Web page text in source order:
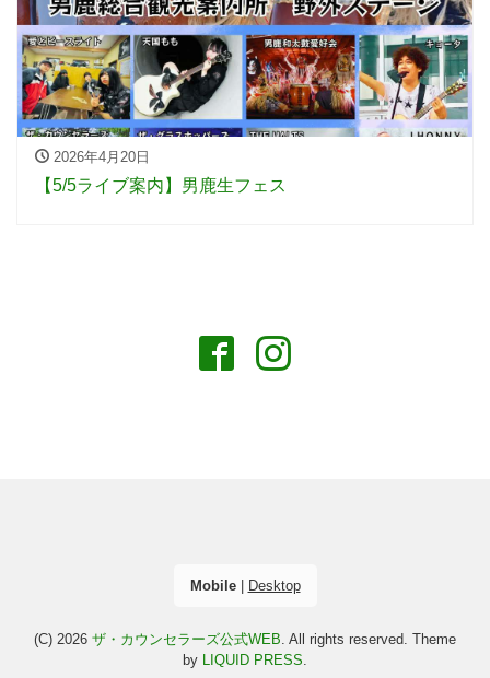
2026年4月20日
【5/5ライブ案内】男鹿生フェス
Mobile| Desktop
(C) 2026 ザ・カウンセラーズ公式WEB . All rights reserved. Theme
by LIQUID PRESS